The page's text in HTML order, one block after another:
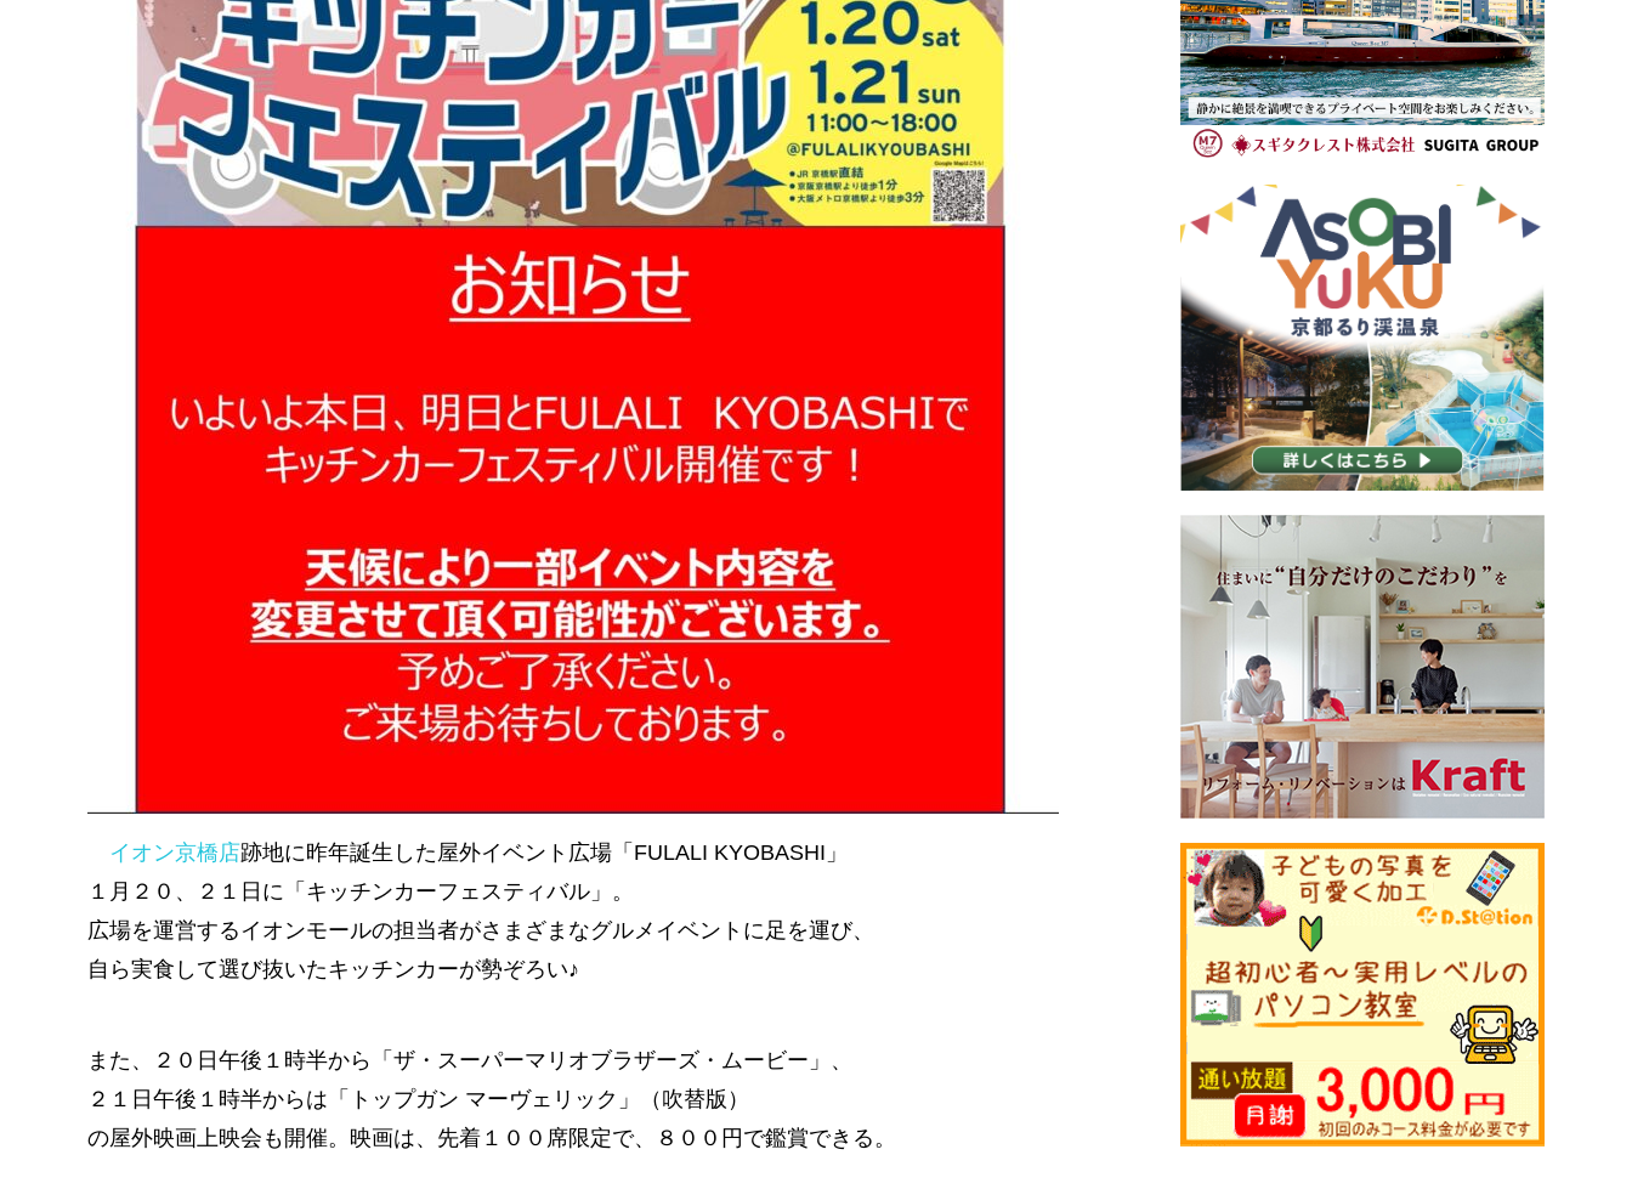
イオン京橋店跡地に昨年誕生した屋外イベント広場「FULALI KYOBASHI」
１月２０、２１日に「キッチンカーフェスティバル」。
広場を運営するイオンモールの担当者がさまざまなグルメイベントに足を運び、
自ら実食して選び抜いたキッチンカーが勢ぞろい♪
また、２０日午後１時半から「ザ・スーパーマリオブラザーズ・ムービー」、
２１日午後１時半からは「トップガン マーヴェリック」（吹替版）
の屋外映画上映会も開催。映画は、先着１００席限定で、８００円で鑑賞できる。